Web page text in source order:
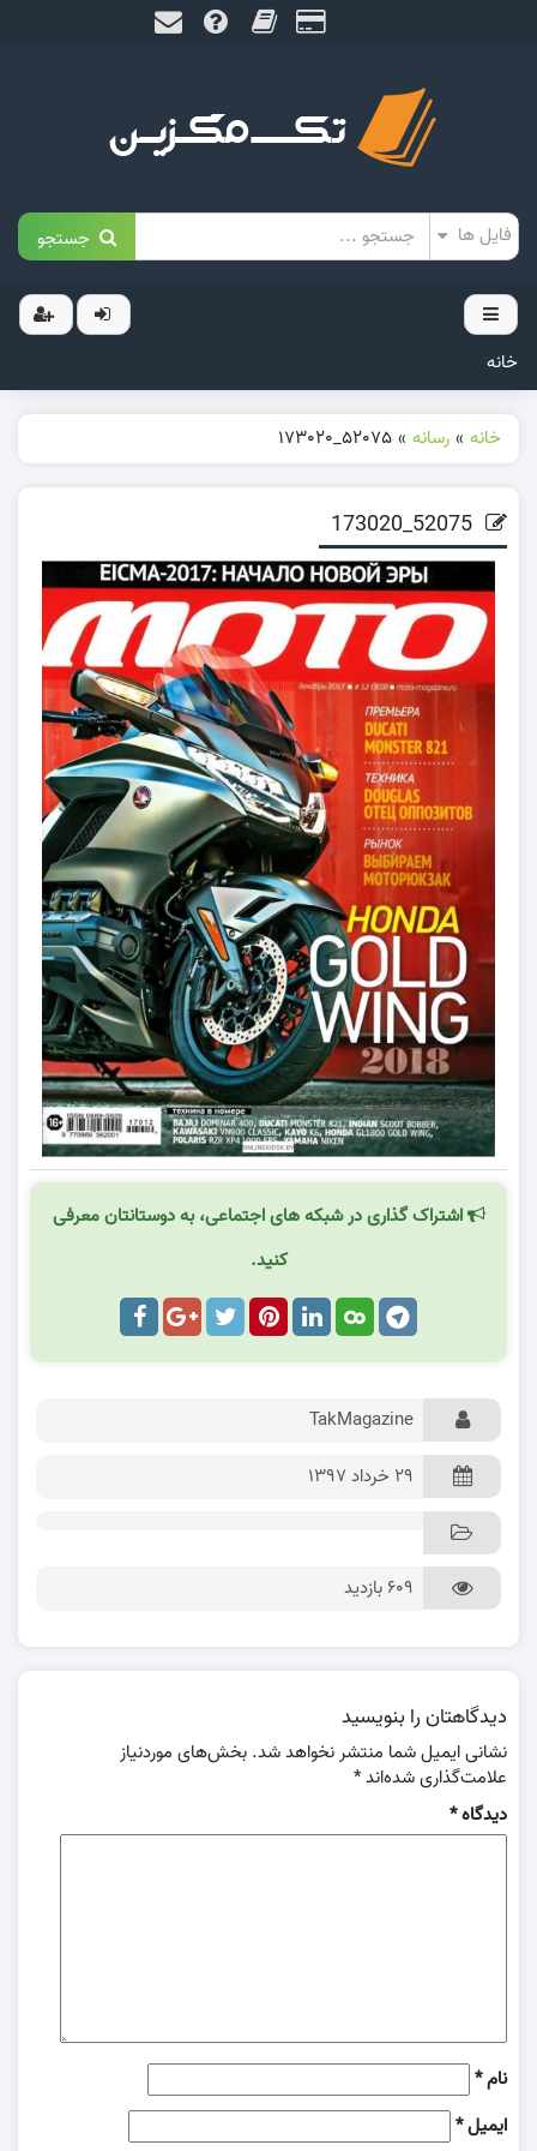
جستجو
خانه
خانه » رسانه »
52075_173020
اشتراک گذاری در شبکه های اجتماعی، به دوستانتان معرفی
کنید.
TakMagazine
۲۹ خرداد ۱۳۹۷
609 بازدید
دیدگاهتان را بنویسید
نشانی ایمیل شما منتشر نخواهد شد. بخش‌های موردنیاز
علامت‌گذاری شده‌اند*
دیدگاه*
نام*
ایمیل*